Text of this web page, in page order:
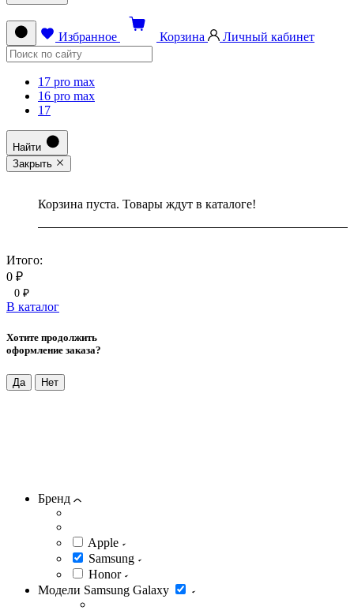
Избранное Корзина Личный кабинет
17 pro max
16 pro max
17
Найти
Закрыть
Корзина пуста. Товары ждут в каталоге!
Итого:
0 ₽
0 ₽
В каталог
Хотите продолжить
оформление заказа?
Да Нет
Бренд
Apple
Samsung
Honor
Модели Samsung Galaxy